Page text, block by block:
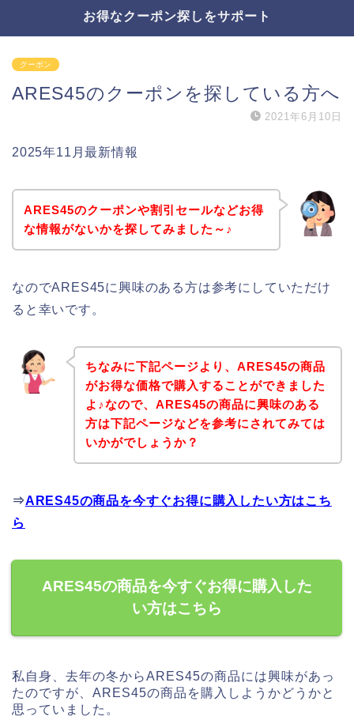
お得なクーポン探しをサポート
クーポン
ARES45のクーポンを探している方へ
2021年6月10日
2025年11月最新情報
ARES45のクーポンや割引セールなどお得
な情報がないかを探してみました～♪
なのでARES45に興味のある方は参考にしていただけ
ると幸いです。
ちなみに下記ページより、ARES45の商品
がお得な価格で購入することができました
よ♪なので、ARES45の商品に興味のある
方は下記ページなどを参考にされてみては
いかがでしょうか？
⇒ARES45の商品を今すぐお得に購入したい方はこち
ら
ARES45の商品を今すぐお得に購入した
い方はこちら
私自身、去年の冬からARES45の商品には興味があっ
たのですが、ARES45の商品を購入しようかどうかと
思っていました。